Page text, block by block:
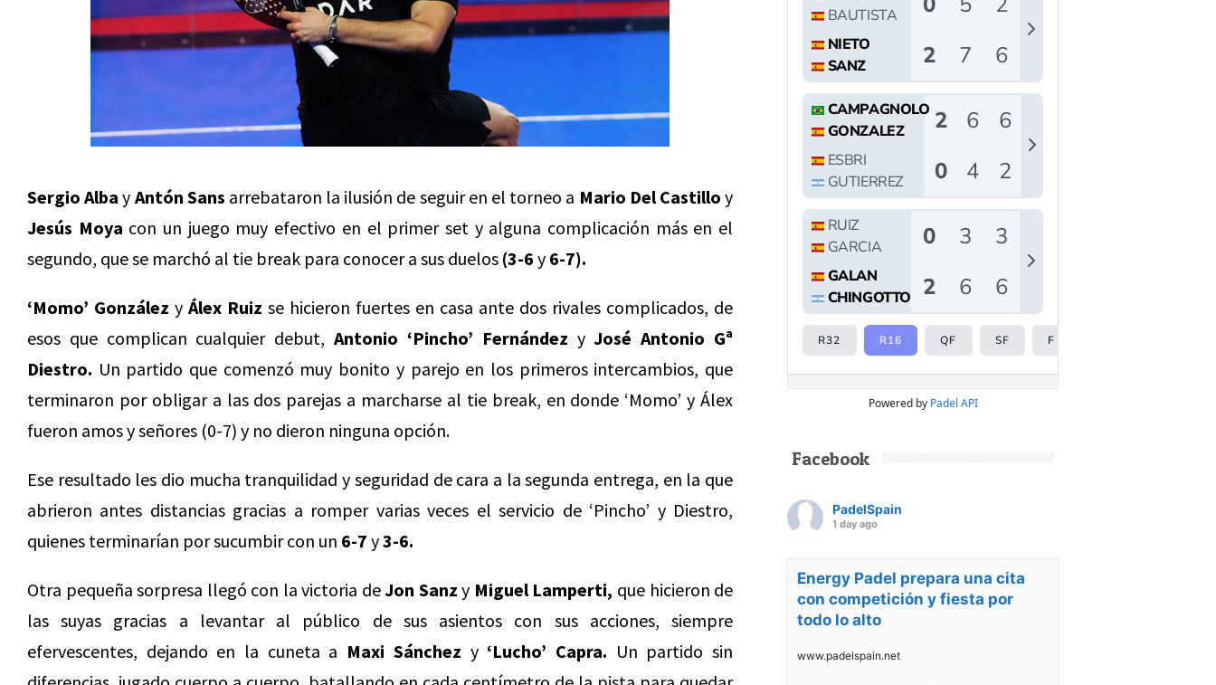
Sergio Alba y Antón Sans arrebataron la ilusión de seguir en el torneo a Mario Del Castillo y
Jesús Moya con un juego muy efectivo en el primer set y alguna complicación más en el
segundo, que se marchó al tie break para conocer a sus duelos (3-6 y 6-7).
‘Momo’ González y Álex Ruiz se hicieron fuertes en casa ante dos rivales complicados, de
esos que complican cualquier debut,Antonio ‘Pincho’ Fernández yJosé Antonio Gª
Diestro. Un partido que comenzó muy bonito y parejo en los primeros intercambios, que
terminaron por obligar a las dos parejas a marcharse al tie break, en donde ‘Momo’ y Álex
fueron amos y señores (0-7) y no dieron ninguna opción.
Ese resultado les dio mucha tranquilidad y seguridad de cara a la segunda entrega, en la que
abrieron antes distancias gracias a romper varias veces el servicio de ‘Pincho’ y Diestro,
quienes terminarían por sucumbir con un 6-7 y3-6.
Otra pequeña sorpresa llegó con la victoria deJon Sanz y Miguel Lamperti, que hicieron de
las suyas gracias a levantar al público de sus asientos con sus acciones, siempre
efervescentes, dejando en la cuneta a Maxi Sánchez y ‘Lucho’ Capra. Un partido sin
Powered by Padel API
Facebook
PadelSpain
1 day ago
Energy Padel prepara una cita
con competición y fiesta por
todo lo alto
www.padelspain.net